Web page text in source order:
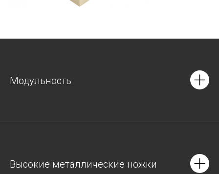
Модульность
Высокие металлические ножки